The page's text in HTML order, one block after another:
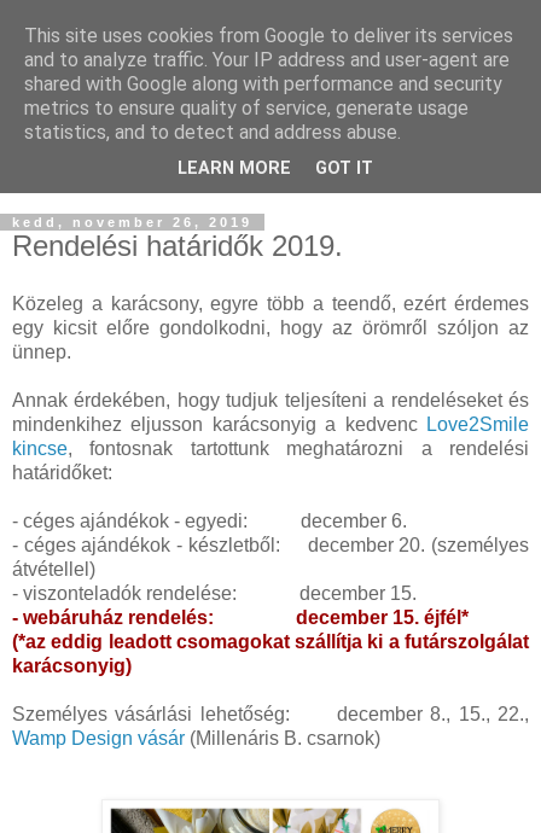
kedd, november 26, 2019
Rendelési határidők 2019.
Közeleg a karácsony, egyre több a teendő, ezért érdemes
egy kicsit előre gondolkodni, hogy az örömről szóljon az
ünnep.
Annak érdekében, hogy tudjuk teljesíteni a rendeléseket és
mindenkihez eljusson karácsonyig a kedvenc Love2Smile
kincse, fontosnak tartottunk meghatározni a rendelési
határidőket:
- céges ajándékok - egyedi: december 6.
- céges ajándékok - készletből: december 20. (személyes
átvétellel)
- viszonteladók rendelése: december 15.
- webáruház rendelés: december 15. éjfél*
(*az eddig leadott csomagokat szállítja ki a futárszolgálat
karácsonyig)
Személyes vásárlási lehetőség: december 8., 15., 22.,
Wamp Design vásár (Millenáris B. csarnok)
This site uses cookies from Google to deliver its services
and to analyze traffic. Your IP address and user-agent are
shared with Google along with performance and security
metrics to ensure quality of service, generate usage
statistics, and to detect and address abuse.
LEARN MORE GOT IT